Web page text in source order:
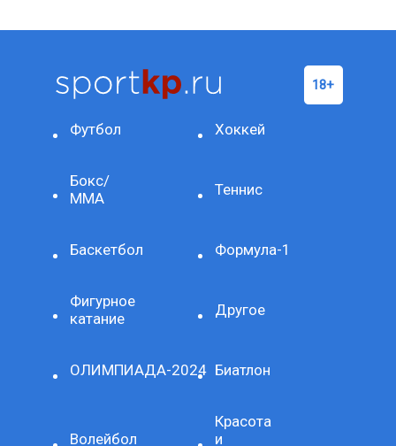
Футбол Хоккей
Бокс/
ММА
Теннис
Баскетбол Формула-1
Фигурное
катание
Другое
ОЛИМПИАДА-2024 Биатлон
Волейбол
Красота
и